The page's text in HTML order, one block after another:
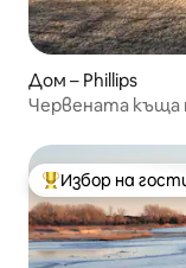
Дом – Phillips
Червената къща
Най-популярен
Избор на